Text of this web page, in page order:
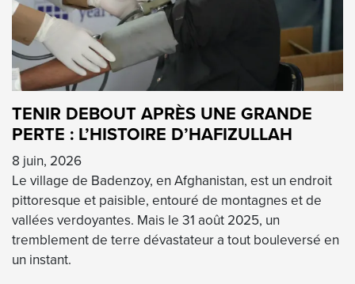
TENIR DEBOUT APRÈS UNE GRANDE
PERTE : L’HISTOIRE D’HAFIZULLAH
8 juin, 2026
Le village de Badenzoy, en Afghanistan, est un endroit
pittoresque et paisible, entouré de montagnes et de
vallées verdoyantes. Mais le 31 août 2025, un
tremblement de terre dévastateur a tout bouleversé en
un instant.